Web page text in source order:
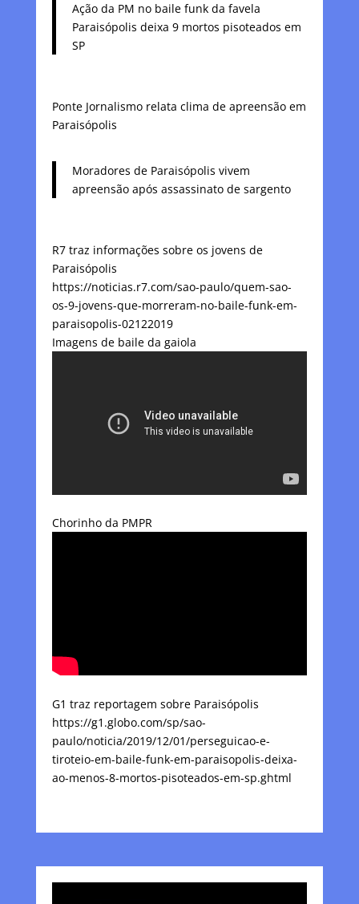
Ação da PM no baile funk da favela
Paraisópolis deixa 9 mortos pisoteados em
SP
Ponte Jornalismo relata clima de apreensão em
Paraisópolis
Moradores de Paraisópolis vivem
apreensão após assassinato de sargento
R7 traz informações sobre os jovens de
Paraisópolis
https://noticias.r7.com/sao-paulo/quem-sao-
os-9-jovens-que-morreram-no-baile-funk-em-
paraisopolis-02122019
Imagens de baile da gaiola
Chorinho da PMPR
G1 traz reportagem sobre Paraisópolis
https://g1.globo.com/sp/sao-
paulo/noticia/2019/12/01/perseguicao-e-
tiroteio-em-baile-funk-em-paraisopolis-deixa-
ao-menos-8-mortos-pisoteados-em-sp.ghtml